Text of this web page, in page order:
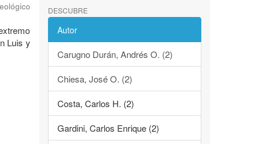
Luis y
DESCUBRE
Autor
Carugno Durán, Andrés O. (2)
Chiesa, José O. (2)
Costa, Carlos H. (2)
Gardini, Carlos Enrique (2)